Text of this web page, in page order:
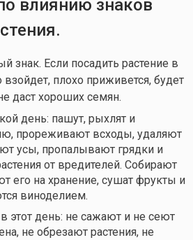
влиянию знаков
знак. Если посадить растение в
взойдет, плохо приживется, будет
даст хороших семян.
день: пашут, рыхлят и
прореживают всходы, удаляют
усы, пропалывают грядки и
от вредителей. Собирают
его на хранение, сушат фрукты и
виноделием.
этот день: не сажают и не сеют
не обрезают растения, не